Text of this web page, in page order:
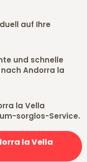
auf Ihre
und schnelle
Andorra la
la Vella
sorglos-Service.
la Vella